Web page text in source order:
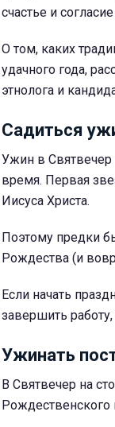
счастье и
О том, каких
удачного года,
этнолога и
Садиться
Ужин в Святвечер
время. Первая
Иисуса Христа.
Поэтому предки
Рождества (и
Если начать
завершить
Ужинать
В Святвечер на
Рождественского